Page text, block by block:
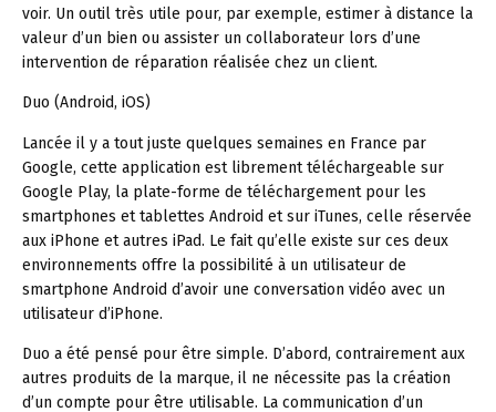
voir. Un outil très utile pour, par exemple, estimer à distance la
valeur d’un bien ou assister un collaborateur lors d’une
intervention de réparation réalisée chez un client.
Duo (Android, iOS)
Lancée il y a tout juste quelques semaines en France par
Google, cette application est librement téléchargeable sur
Google Play, la plate-forme de téléchargement pour les
smartphones et tablettes Android et sur iTunes, celle réservée
aux iPhone et autres iPad. Le fait qu’elle existe sur ces deux
environnements offre la possibilité à un utilisateur de
smartphone Android d’avoir une conversation vidéo avec un
utilisateur d’iPhone.
Duo a été pensé pour être simple. D’abord, contrairement aux
autres produits de la marque, il ne nécessite pas la création
d’un compte pour être utilisable. La communication d’un